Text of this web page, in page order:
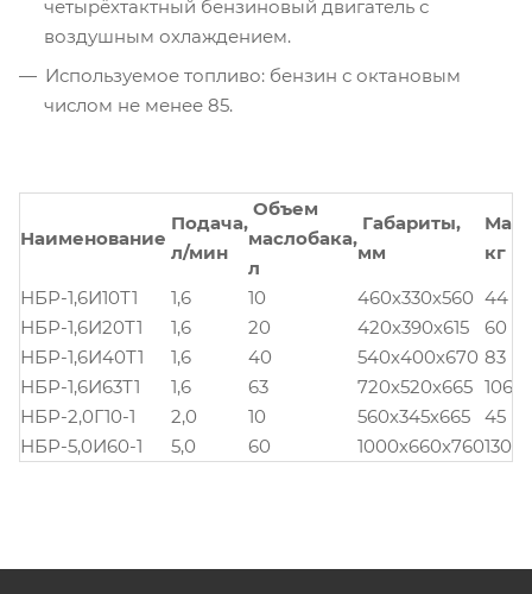
четырёхтактный бензиновый двигатель с
воздушным охлаждением.
Используемое топливо: бензин с октановым
числом не менее 85.
Наименование
Подача,
л/мин
Объем
маслобака,
л
Габариты,
мм
кг
НБР-1,6И10Т1
1,6 10 460х330х560 44
НБР-1,6И20Т1
1,6 20 420х390х615
60
НБР-1,6И40Т1
1,6 40 540х400х670 83
НБР-1,6И63Т1
1,6 63 720х520х665 106
НБР-2,0Г10-1
2,0 10 560х345х665
45
НБР-5,0И60-1
5,0 60 1000х660х760130